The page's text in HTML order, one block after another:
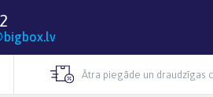
Ātra piegāde un draudzīgas